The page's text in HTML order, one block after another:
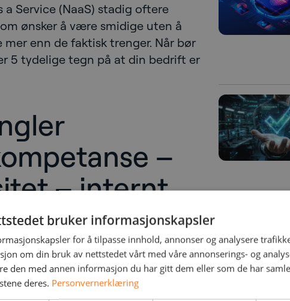
a Service (NaaS) stadig oftere
ønsker å være smidige uten å
enn de faktisk trenger. Når bør
5 tydelige tegn på at din bedrift er
–
– internt
enn noen gang. Hybridmiljøer,
og strengere
krav til drift og arkitektur. Når
er presset, eller mangler
kan konsekvensen bli
bruker informasjonskapsler
for å tilpasse innhold, annonser og analysere
om din bruk av nettstedet vårt med våre annonserings- og
den med annen informasjon du har gitt dem eller som de har
deres. Personvernerklæring